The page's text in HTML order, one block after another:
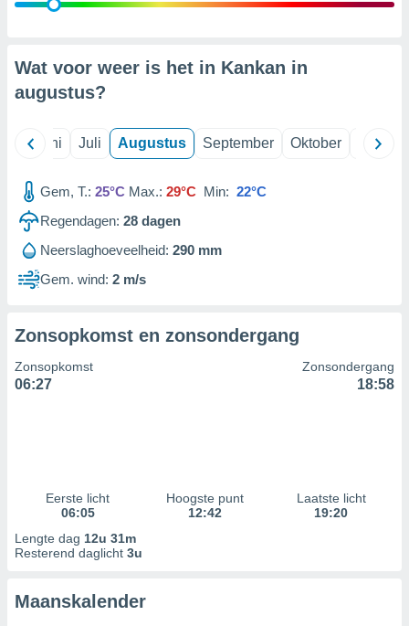
Wat voor weer is het in Kankan in
augustus?
Juni Juli Augustus September Oktober
Gem, T.: 25°C Max.: 29°C Min: 22°C
Regendagen: 28 dagen
Neerslaghoeveelheid: 290 mm
Gem. wind: 2 m/s
Zonsopkomst en zonsondergang
Zonsopkomst
06:27
Zonsondergang
18:58
Eerste licht
06:05
Hoogste punt
12:42
Laatste licht
19:20
Lengte dag 12u 31m
Resterend daglicht 3u
Maanskalender